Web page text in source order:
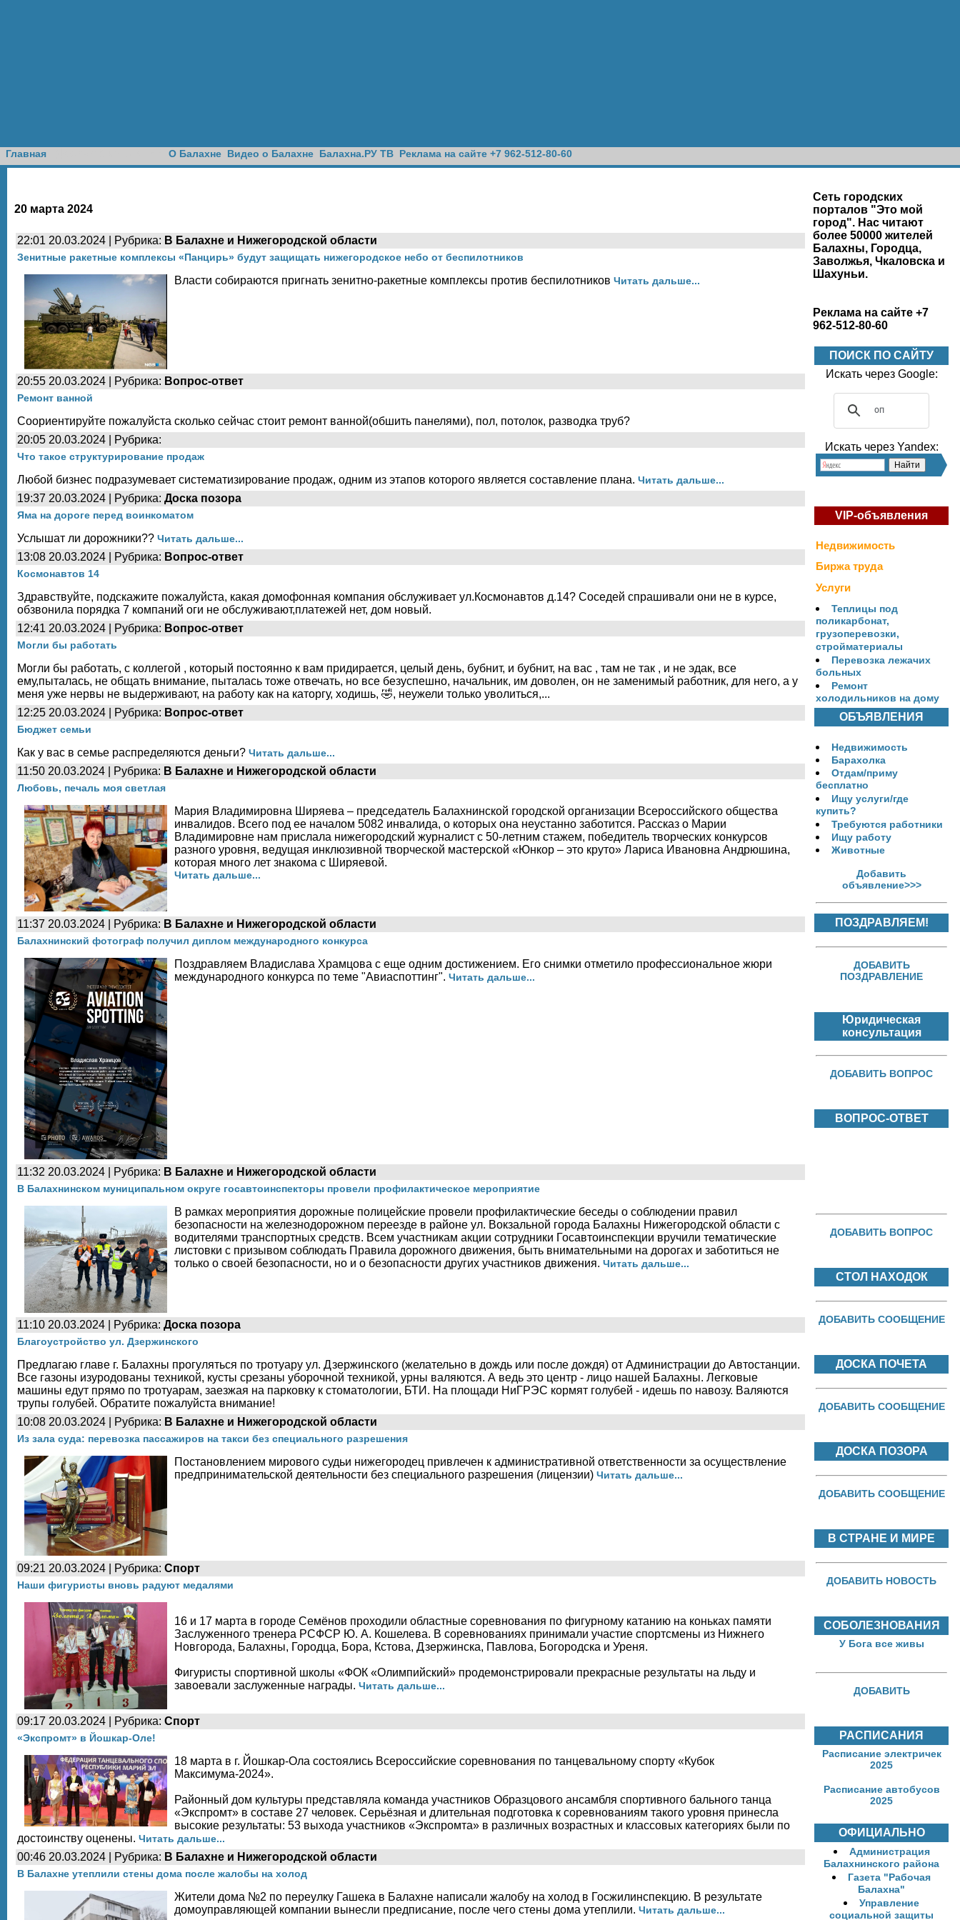
Главная О Балахне Видео о Балахне Балахна.РУ ТВ Реклама на сайте +7 962-512-80-60
20 марта 2024
22:01 20.03.2024 | Рубрика: В Балахне и Нижегородской области
Зенитные ракетные комплексы «Панцирь» будут защищать нижегородское небо от беспилотников
Власти собираются пригнать зенитно-ракетные комплексы против беспилотников Читать дальше...
20:55 20.03.2024 | Рубрика: Вопрос-ответ
Ремонт ванной
Соориентируйте пожалуйста сколько сейчас стоит ремонт ванной(обшить панелями), пол, потолок, разводка труб?
20:05 20.03.2024 | Рубрика:
Что такое структурирование продаж
Любой бизнес подразумевает систематизирование продаж, одним из этапов которого является составление плана. Читать дальше...
19:37 20.03.2024 | Рубрика: Доска позора
Яма на дороге перед воинкоматом
Услышат ли дорожники?? Читать дальше...
13:08 20.03.2024 | Рубрика: Вопрос-ответ
Космонавтов 14
Здравствуйте, подскажите пожалуйста, какая домофонная компания обслуживает ул.Космонавтов д.14? Соседей спрашивали они не в курсе,
обзвонила порядка 7 компаний оги не обслуживают,платежей нет, дом новый.
12:41 20.03.2024 | Рубрика: Вопрос-ответ
Могли бы работать
Могли бы работать, с коллегой , который постоянно к вам придирается, целый день, бубнит, и бубнит, на вас , там не так , и не эдак, все
ему,пыталась, не общать внимание, пыталась тоже отвечать, но все безуспешно, начальник, им доволен, он не заменимый работник, для него, а у
меня уже нервы не выдерживают, на работу как на каторгу, ходишь, 🤣, неужели только уволиться,...
12:25 20.03.2024 | Рубрика: Вопрос-ответ
Бюджет семьи
Как у вас в семье распределяются деньги? Читать дальше...
11:50 20.03.2024 | Рубрика: В Балахне и Нижегородской области
Любовь, печаль моя светлая
Мария Владимировна Ширяева – председатель Балахнинской городской организации Всероссийского общества
инвалидов. Всего под ее началом 5082 инвалида, о которых она неустанно заботится. Рассказ о Марии
Владимировне нам прислала нижегородский журналист с 50-летним стажем, победитель творческих конкурсов
разного уровня, ведущая инклюзивной творческой мастерской «Юнкор – это круто» Лариса Ивановна Андрюшина,
которая много лет знакома с Ширяевой.
Читать дальше...
11:37 20.03.2024 | Рубрика: В Балахне и Нижегородской области
Балахнинский фотограф получил диплом международного конкурса
Поздравляем Владислава Храмцова с еще одним достижением. Его снимки отметило профессиональное жюри
международного конкурса по теме "Авиаспоттинг". Читать дальше...
11:32 20.03.2024 | Рубрика: В Балахне и Нижегородской области
В Балахнинском муниципальном округе госавтоинспекторы провели профилактическое мероприятие
В рамках мероприятия дорожные полицейские провели профилактические беседы о соблюдении правил
безопасности на железнодорожном переезде в районе ул. Вокзальной города Балахны Нижегородской области с
водителями транспортных средств. Всем участникам акции сотрудники Госавтоинспекции вручили тематические
листовки с призывом соблюдать Правила дорожного движения, быть внимательными на дорогах и заботиться не
только о своей безопасности, но и о безопасности других участников движения. Читать дальше...
11:10 20.03.2024 | Рубрика: Доска позора
Благоустройство ул. Дзержинского
Предлагаю главе г. Балахны прогуляться по тротуару ул. Дзержинского (желательно в дождь или после дождя) от Администрации до Автостанции.
Все газоны изуродованы техникой, кусты срезаны уборочной техникой, урны валяются. А ведь это центр - лицо нашей Балахны. Легковые
машины едут прямо по тротуарам, заезжая на парковку к стоматологии, БТИ. На площади НиГРЭС кормят голубей - идешь по навозу. Валяются
трупы голубей. Обратите пожалуйста внимание!
10:08 20.03.2024 | Рубрика: В Балахне и Нижегородской области
Из зала суда: перевозка пассажиров на такси без специального разрешения
Постановлением мирового судьи нижегородец привлечен к административной ответственности за осуществление
предпринимательской деятельности без специального разрешения (лицензии) Читать дальше...
09:21 20.03.2024 | Рубрика: Спорт
Наши фигуристы вновь радуют медалями
16 и 17 марта в городе Семёнов проходили областные соревнования по фигурному катанию на коньках памяти
Заслуженного тренера РСФСР Ю. А. Кошелева. В соревнованиях принимали участие спортсмены из Нижнего
Новгорода, Балахны, Городца, Бора, Кстова, Дзержинска, Павлова, Богородска и Уреня.
Фигуристы спортивной школы «ФОК «Олимпийский» продемонстрировали прекрасные результаты на льду и
завоевали заслуженные награды. Читать дальше...
09:17 20.03.2024 | Рубрика: Спорт
«Экспромт» в Йошкар-Оле!
18 марта в г. Йошкар-Ола состоялись Всероссийские соревнования по танцевальному спорту «Кубок
Максимума-2024».
Районный дом культуры представляла команда участников Образцового ансамбля спортивного бального танца
«Экспромт» в составе 27 человек. Серьёзная и длительная подготовка к соревнованиям такого уровня принесла
высокие результаты: 53 выхода участников «Экспромта» в различных возрастных и классовых категориях были по
достоинству оценены. Читать дальше...
00:46 20.03.2024 | Рубрика: В Балахне и Нижегородской области
В Балахне утеплили стены дома после жалобы на холод
Жители дома №2 по переулку Гашека в Балахне написали жалобу на холод в Госжилинспекцию. В результате
домоуправляющей компании вынесли предписание, после чего стены дома утеплили. Читать дальше...
Сеть городских
порталов "Это мой
город". Нас читают
более 50000 жителей
Балахны, Городца,
Заволжья, Чкаловска и
Шахуньи.
Реклама на сайте +7
962-512-80-60
ПОИСК ПО САЙТУ
Искать через Google:
Искать через Yandex:
VIP-объявления
Недвижимость
Биржа труда
Услуги
Теплицы под
поликарбонат,
грузоперевозки,
стройматериалы
Перевозка лежачих
больных
Ремонт
холодильников на дому
ОБЪЯВЛЕНИЯ
Недвижимость
Барахолка
Отдам/приму
бесплатно
Ищу услуги/где
купить?
Требуются работники
Ищу работу
Животные
Добавить
объявление>>>
ПОЗДРАВЛЯЕМ!
ДОБАВИТЬ
ПОЗДРАВЛЕНИЕ
Юридическая
консультация
ДОБАВИТЬ ВОПРОС
ВОПРОС-ОТВЕТ
ДОБАВИТЬ ВОПРОС
СТОЛ НАХОДОК
ДОБАВИТЬ СООБЩЕНИЕ
ДОСКА ПОЧЕТА
ДОБАВИТЬ СООБЩЕНИЕ
ДОСКА ПОЗОРА
ДОБАВИТЬ СООБЩЕНИЕ
В СТРАНЕ И МИРЕ
ДОБАВИТЬ НОВОСТЬ
СОБОЛЕЗНОВАНИЯ
У Бога все живы
ДОБАВИТЬ
РАСПИСАНИЯ
Расписание электричек
2025
Расписание автобусов
2025
ОФИЦИАЛЬНО
Администрация
Балахнинского района
Газета "Рабочая
Балахна"
Управление
социальной защиты